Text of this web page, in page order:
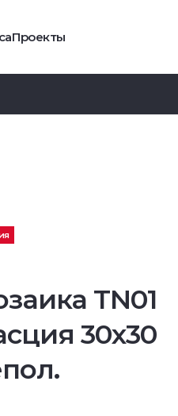
Проекты
TN01
30x30